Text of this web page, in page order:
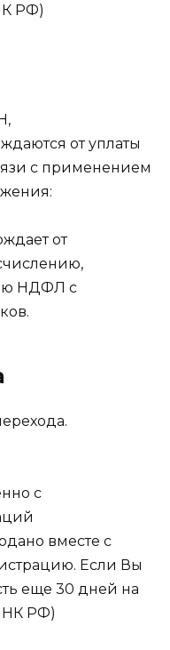
РФ)
от уплаты
с применением
от
НДФЛ с
с
вместе с
Если Вы
еще 30 дней на
НК РФ)